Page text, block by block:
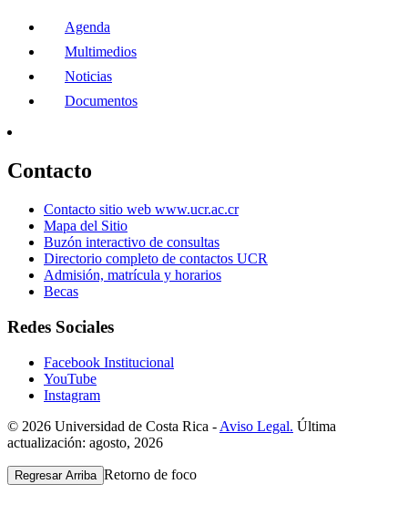
Agenda
Multimedios
Noticias
Documentos
Contacto
Contacto sitio web www.ucr.ac.cr
Mapa del Sitio
Buzón interactivo de consultas
Directorio completo de contactos UCR
Admisión, matrícula y horarios
Becas
Redes Sociales
Facebook Institucional
YouTube
Instagram
© 2026 Universidad de Costa Rica - Aviso Legal. Última
actualización: agosto, 2026
Regresar Arriba Retorno de foco